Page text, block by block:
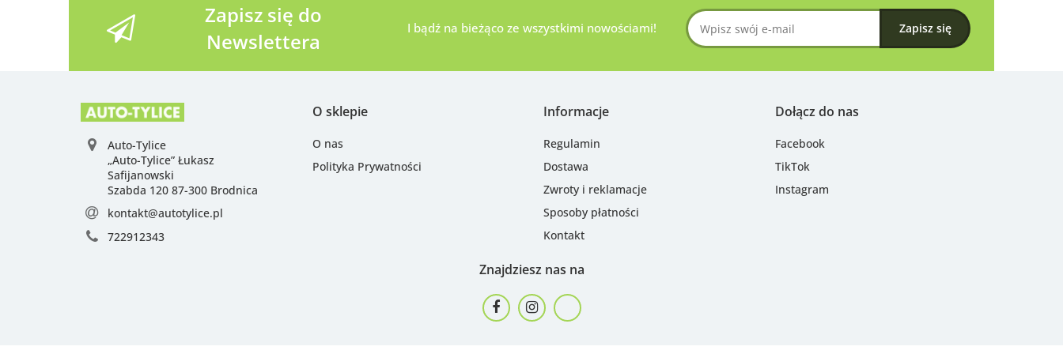
Zapisz się do
Newslettera
I bądź na bieżąco ze wszystkimi nowościami!
Auto-Tylice
„Auto-Tylice” Łukasz
Safijanowski
Szabda 120 87-300 Brodnica
kontakt@autotylice.pl
722912343
O sklepie
O nas
Polityka Prywatności
Informacje
Regulamin
Dostawa
Zwroty i reklamacje
Sposoby płatności
Kontakt
Dołącz do nas
Facebook
TikTok
Instagram
Znajdziesz nas na